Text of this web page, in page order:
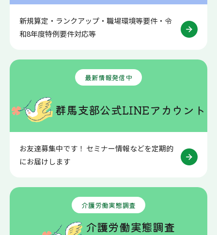
新規算定・ランクアップ・職場環境等要件・令
和8年度特例要件対応等
最新情報発信中
群馬支部公式LINEアカウント
お友達募集中です！ セミナー情報などを定期的
にお届けします
介護労働実態調査
介護労働実態調査